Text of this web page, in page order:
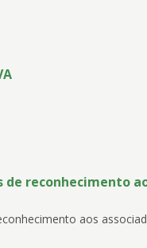
de reconhecimento
aos